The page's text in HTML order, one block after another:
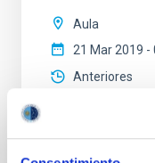
Aula
21 Mar 2019 -
Anteriores
VÍDEO DE